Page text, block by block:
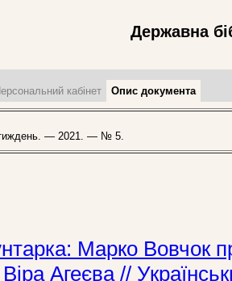
Державна
кабінет Опис документа
— 2021. — № 5.
Марко Вовчок
/ Віра Агеєва //